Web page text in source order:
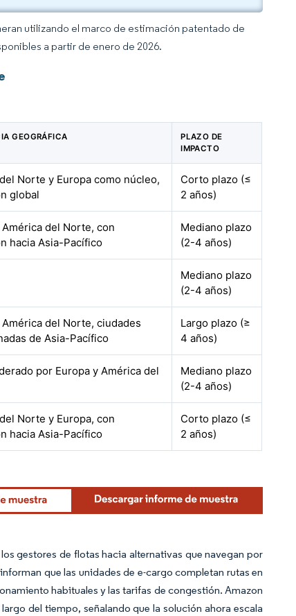
utilizando el marco de estimación patentado de
a partir de enero de 2026.
GEOGRÁFICA
PLAZO DE
IMPACTO
Norte y Europa como núcleo,
global
Corto plazo (≤
2 años)
América del Norte, con
hacia Asia-Pacífico
Mediano plazo
(2-4 años)
Mediano plazo
(2-4 años)
América del Norte, ciudades
de Asia-Pacífico
Largo plazo (≥
4 años)
por Europa y América del
Mediano plazo
(2-4 años)
Norte y Europa, con
hacia Asia-Pacífico
Corto plazo (≤
2 años)
gestores de flotas hacia alternativas que navegan por
que las unidades de e-cargo completan rutas en
habituales y las tarifas de congestión. Amazon
del tiempo, señalando que la solución ahora escala